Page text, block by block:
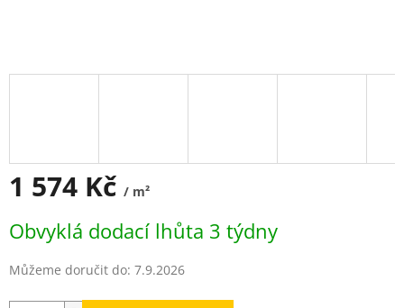
1 574 Kč / m²
cena:
Obvyklá dodací lhůta 3 týdny
Můžeme doručit do: 7.9.2026